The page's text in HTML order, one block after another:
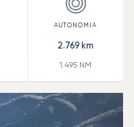
2.769 km
1.495 NM